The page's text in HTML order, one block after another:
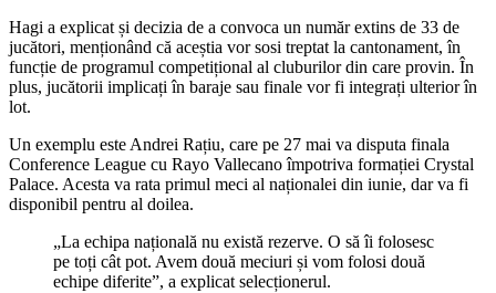
Hagi a explicat și decizia de a convoca un număr extins de 33 de
jucători, menționând că aceștia vor sosi treptat la cantonament, în
funcție de programul competițional al cluburilor din care provin. În
plus, jucătorii implicați în baraje sau finale vor fi integrați ulterior în
lot.
Un exemplu este Andrei Rațiu, care pe 27 mai va disputa finala
Conference League cu Rayo Vallecano împotriva formației Crystal
Palace. Acesta va rata primul meci al naționalei din iunie, dar va fi
disponibil pentru al doilea.
„La echipa națională nu există rezerve. O să îi folosesc
pe toți cât pot. Avem două meciuri și vom folosi două
echipe diferite”, a explicat selecționerul.